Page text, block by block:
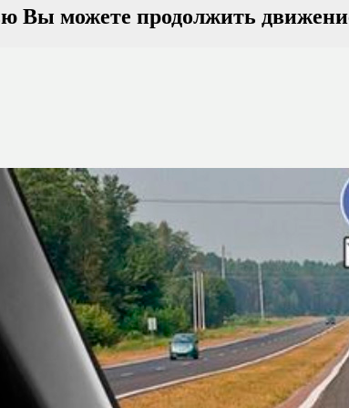
Вы можете продолжить